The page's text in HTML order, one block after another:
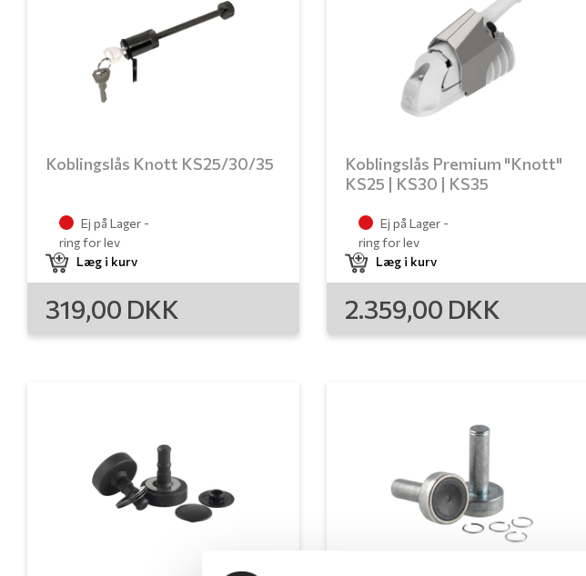
Koblingslås Knott KS25/30/35
Ej på Lager -
ring for lev
Læg i kurv
319,00 DKK
Koblingslås Premium "Knott"
KS25 | KS30 | KS35
Ej på Lager -
ring for lev
Læg i kurv
2.359,00 DKK